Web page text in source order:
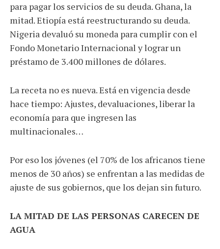
para pagar los servicios de su deuda. Ghana, la
mitad. Etiopía está reestructurando su deuda.
Nigeria devaluó su moneda para cumplir con el
Fondo Monetario Internacional y lograr un
préstamo de 3.400 millones de dólares.
La receta no es nueva. Está en vigencia desde
hace tiempo: Ajustes, devaluaciones, liberar la
economía para que ingresen las
multinacionales…
Por eso los jóvenes (el 70% de los africanos tiene
menos de 30 años) se enfrentan a las medidas de
ajuste de sus gobiernos, que los dejan sin futuro.
LA MITAD DE LAS PERSONAS CARECEN DE
AGUA